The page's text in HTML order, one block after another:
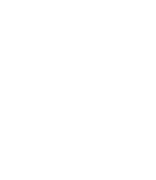
sus inicios hasta los hitos
industrias y qué nos